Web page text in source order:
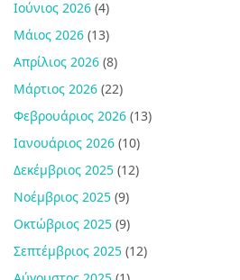
Ιούνιος 2026 (4)
Μάιος 2026 (13)
Απρίλιος 2026 (8)
Μάρτιος 2026 (22)
Φεβρουάριος 2026 (13)
Ιανουάριος 2026 (10)
Δεκέμβριος 2025 (12)
Νοέμβριος 2025 (9)
Οκτώβριος 2025 (9)
Σεπτέμβριος 2025 (12)